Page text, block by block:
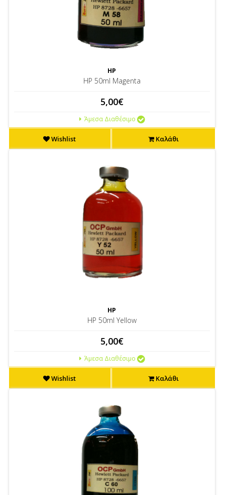
HP
HP 50ml Magenta
5,00€
Άμεσα Διαθέσιμο
Wishlist Καλάθι
HP
HP 50ml Yellow
5,00€
Άμεσα Διαθέσιμο
Wishlist Καλάθι